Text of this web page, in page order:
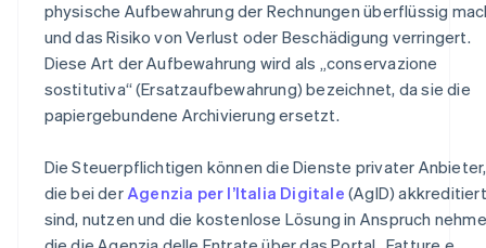
physische Aufbewahrung der Rechnungen überflüssig
und das Risiko von Verlust oder Beschädigung verringert.
Diese Art der Aufbewahrung wird als „conservazione
sostitutiva“ (Ersatzaufbewahrung) bezeichnet, da sie die
papiergebundene Archivierung ersetzt.
Die Steuerpflichtigen können die Dienste privater Anbieter,
die bei der Agenzia per l’Italia Digitale (AgID) akkreditiert
sind, nutzen und die kostenlose Lösung in Anspruch